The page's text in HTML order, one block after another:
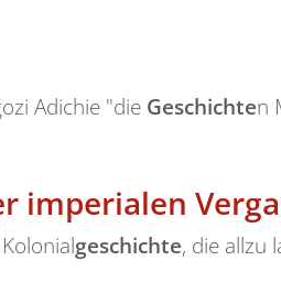
Adichie "die Geschichten
imperialen
geschichte, die allzu